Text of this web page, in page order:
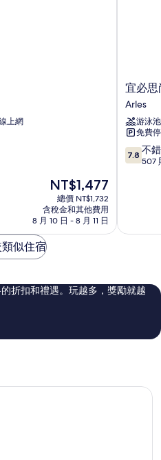
上網
現
在
價
格
為
NT$1,477
總價 NT$1,732
含稅金和其他費用
8 月 10 日 - 8 月 11 日
宜
必
思
尚
品
國
會
店
宜必思
Arles
游泳池
免費
7.8
分，
錯
評
論
7.8 不
507
類似住宿
折扣和禮遇。玩越多，獎勵就越